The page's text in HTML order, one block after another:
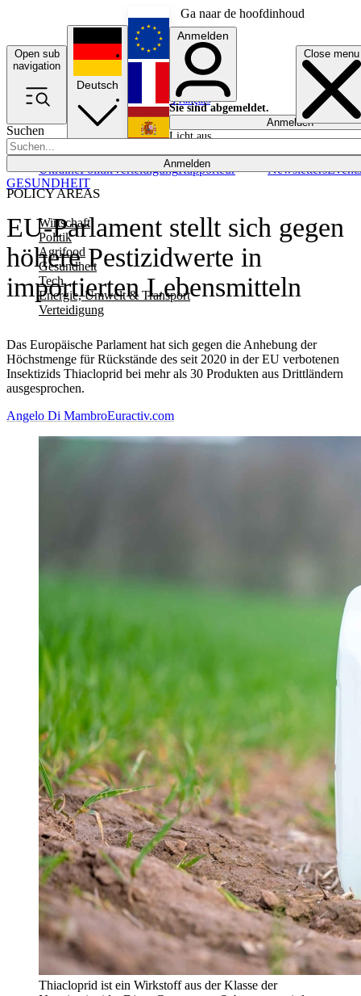
Ga naar de hoofdinhoud
Open sub
navigation
Close menu
Suchen
Anmelden
POLICY AREAS
Wirtschaft
Politik
Agrifood
Gesundheit
Tech
Energie, Umwelt & Transport
Verteidigung
UkrainePolitikVerteidigungRapporteur NewslettersEvents
Deutsch
English
Français
Anmelden
Sie sind abgemeldet.
Anmelden
Licht aus
EU-Parlament stellt sich gegen
höhere Pestizidwerte in
importierten Lebensmitteln
Das Europäische Parlament hat sich gegen die Anhebung der
Höchstmenge für Rückstände des seit 2020 in der EU verbotenen
Insektizids Thiacloprid bei mehr als 30 Produkten aus Drittländern
ausgesprochen.
GESUNDHEIT
Angelo Di MambroEuractiv.com
Thiacloprid ist ein Wirkstoff aus der Klasse der